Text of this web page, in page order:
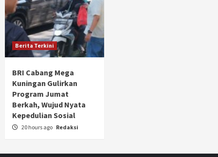
Berita Terkini
BRI Cabang Mega
Kuningan Gulirkan
Program Jumat
Berkah, Wujud Nyata
Kepedulian Sosial
20 hours ago Redaksi